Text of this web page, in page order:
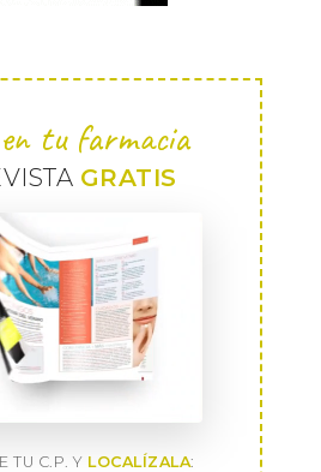
tu farmacia
GRATIS
TU C.P. Y LOCALÍZALA: